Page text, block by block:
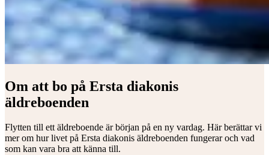
Om att bo på Ersta diakonis
äldreboenden
Flytten till ett äldreboende är början på en ny vardag. Här berättar vi
mer om hur livet på Ersta diakonis äldreboenden fungerar och vad
som kan vara bra att känna till.